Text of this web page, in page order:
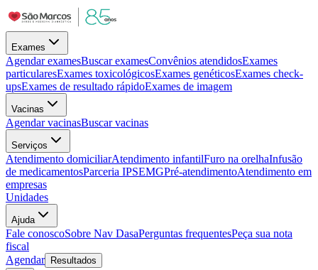
Exames
Agendar examesBuscar examesConvênios atendidosExames
particularesExames toxicológicosExames genéticosExames check-
upsExames de resultado rápidoExames de imagem
Vacinas
Agendar vacinasBuscar vacinas
Serviços
Atendimento domiciliarAtendimento infantilFuro na orelhaInfusão
de medicamentosParceria IPSEMGPré-atendimentoAtendimento em
empresas
Unidades
Ajuda
Fale conoscoSobre Nav DasaPerguntas frequentesPeça sua nota
fiscal
Agendar
Resultados